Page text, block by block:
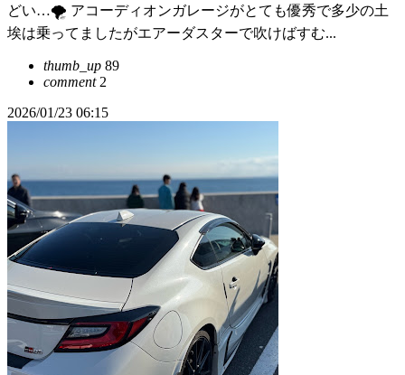
どい…🌪️ アコーディオンガレージがとても優秀で多少の土
埃は乗ってましたがエアーダスターで吹けばすむ...
thumb_up 89
comment2
2026/01/23 06:15